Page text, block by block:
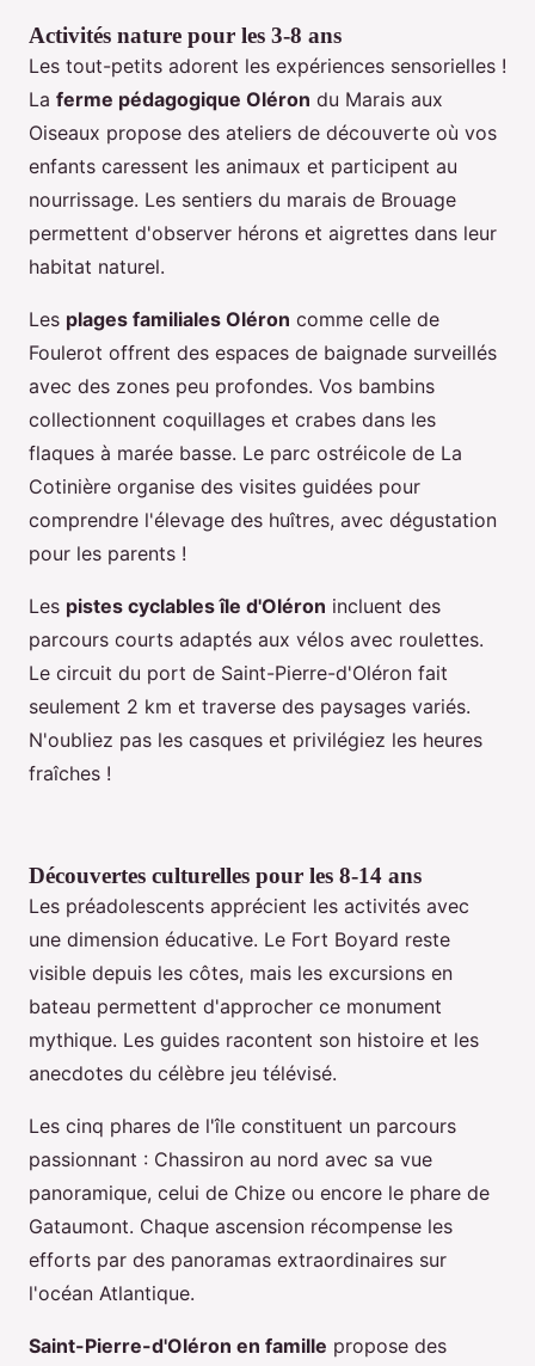
Activités nature pour les 3-8 ans
Les tout-petits adorent les expériences sensorielles !
La ferme pédagogique Oléron du Marais aux
Oiseaux propose des ateliers de découverte où vos
enfants caressent les animaux et participent au
nourrissage. Les sentiers du marais de Brouage
permettent d'observer hérons et aigrettes dans leur
habitat naturel.
Les plages familiales Oléron comme celle de
Foulerot offrent des espaces de baignade surveillés
avec des zones peu profondes. Vos bambins
collectionnent coquillages et crabes dans les
flaques à marée basse. Le parc ostréicole de La
Cotinière organise des visites guidées pour
comprendre l'élevage des huîtres, avec dégustation
pour les parents !
Les pistes cyclables île d'Oléron incluent des
parcours courts adaptés aux vélos avec roulettes.
Le circuit du port de Saint-Pierre-d'Oléron fait
seulement 2 km et traverse des paysages variés.
N'oubliez pas les casques et privilégiez les heures
fraîches !
Découvertes culturelles pour les 8-14 ans
Les préadolescents apprécient les activités avec
une dimension éducative. Le Fort Boyard reste
visible depuis les côtes, mais les excursions en
bateau permettent d'approcher ce monument
mythique. Les guides racontent son histoire et les
anecdotes du célèbre jeu télévisé.
Les cinq phares de l'île constituent un parcours
passionnant : Chassiron au nord avec sa vue
panoramique, celui de Chize ou encore le phare de
Gataumont. Chaque ascension récompense les
efforts par des panoramas extraordinaires sur
l'océan Atlantique.
Saint-Pierre-d'Oléron en famille propose des